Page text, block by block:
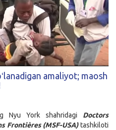
amaliyot; maosh
Nyu York shahridagi Doctors
Frontières (MSF-USA)tashkiloti